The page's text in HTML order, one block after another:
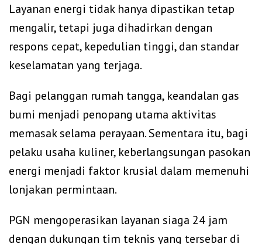
Layanan energi tidak hanya dipastikan tetap
mengalir, tetapi juga dihadirkan dengan
respons cepat, kepedulian tinggi, dan standar
keselamatan yang terjaga.
Bagi pelanggan rumah tangga, keandalan gas
bumi menjadi penopang utama aktivitas
memasak selama perayaan. Sementara itu, bagi
pelaku usaha kuliner, keberlangsungan pasokan
energi menjadi faktor krusial dalam memenuhi
lonjakan permintaan.
PGN mengoperasikan layanan siaga 24 jam
dengan dukungan tim teknis yang tersebar di